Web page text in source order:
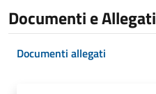
Documenti e Allegati
Documenti allegati